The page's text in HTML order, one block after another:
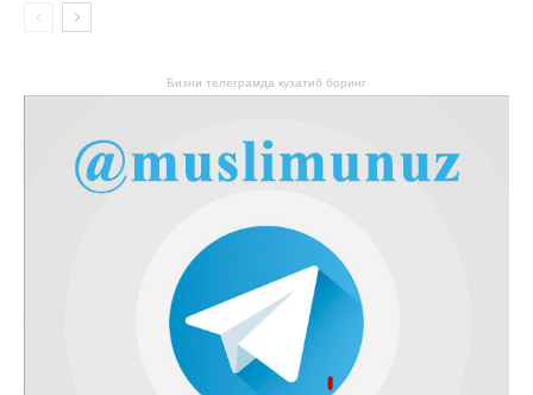
Бизни телеграмда кузатиб боринг